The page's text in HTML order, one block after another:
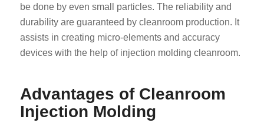
be done by even small particles. The reliability and
durability are guaranteed by cleanroom production. It
assists in creating micro-elements and accuracy
devices with the help of injection molding cleanroom.
Advantages of Cleanroom
Injection Molding